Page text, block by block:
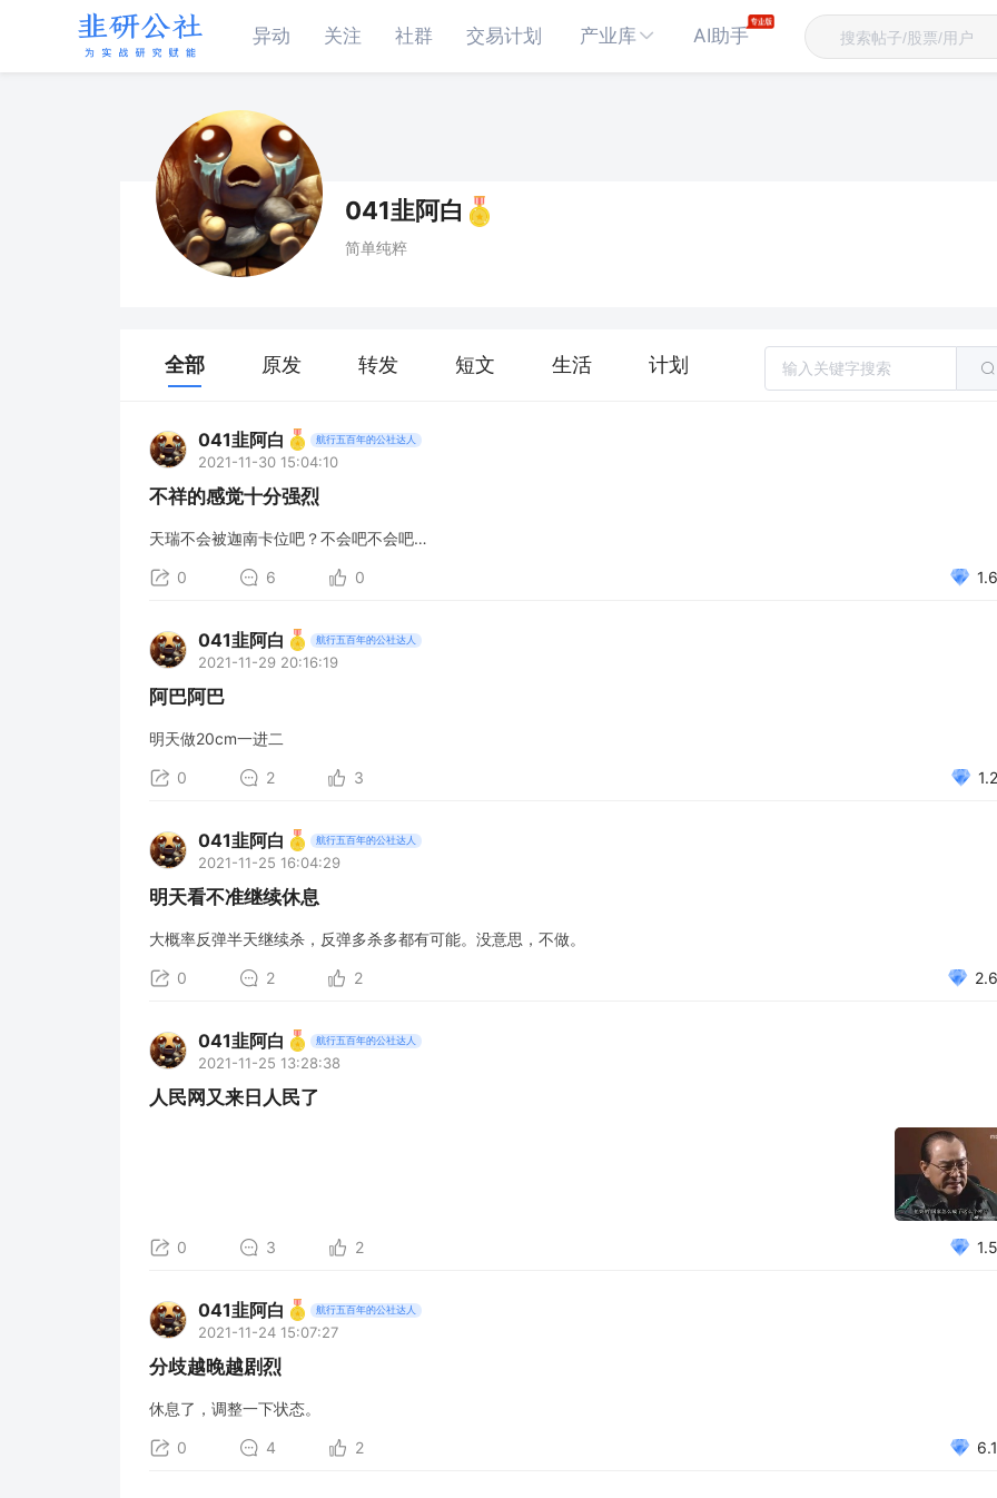
异动 关注 社群 交易计划 产业库 AI助手
041韭阿白
简单纯粹
全部 原发 转发 短文 生活 计划
041韭阿白 航行五百年的公社达人
2021-11-30 15:04:10
不祥的感觉十分强烈
天瑞不会被迦南卡位吧？不会吧不会吧…
0 6 0
041韭阿白 航行五百年的公社达人
2021-11-29 20:16:19
阿巴阿巴
明天做20cm一进二
0 2 3
041韭阿白 航行五百年的公社达人
2021-11-25 16:04:29
明天看不准继续休息
大概率反弹半天继续杀，反弹多杀多都有可能。没意思，不做。
0 2 2
041韭阿白 航行五百年的公社达人
2021-11-25 13:28:38
人民网又来日人民了
0 3 2
041韭阿白 航行五百年的公社达人
2021-11-24 15:07:27
分歧越晚越剧烈
休息了，调整一下状态。
0 4 2